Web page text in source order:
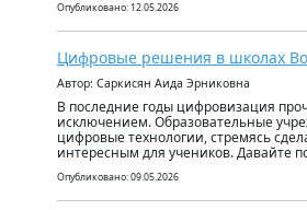
Опубликовано: 12.05.2026
Цифровые решения в школах
Автор: Саркисян Аида Эрниковна
В последние годы цифровизация
исключением. Образовательные
цифровые технологии, стремясь
интересным для учеников. Давайте
Опубликовано: 09.05.2026